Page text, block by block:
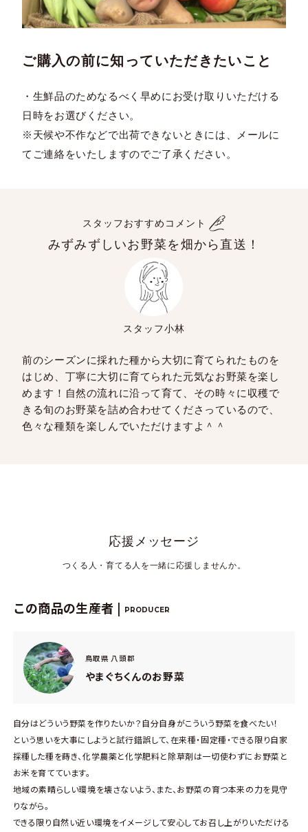
ご購入の前に知っていただきたいこと
・生鮮品のためなるべく早めにお受け取りいただける
日時をお選びください。
※天候や不作などで出荷できないときには、メールに
てご連絡をいたしますのでご了承ください。
スタッフおすすめコメント
みずみずしいお野菜を畑から直送！
スタッフ小林
前のシーズンに採れた種から大切に育てられたものを
はじめ、丁寧に大切に育てられた元気なお野菜を楽し
めます！自然の流れに沿って育て、その時々に収穫で
きる旬のお野菜を詰め合わせてくださっているので、
色々な種類を楽しんでいただけますよ＾＾
応援メッセージ
つくる人・育てる人を一緒に応援しませんか。
この商品の生産者 | PRODUCER
鳥取県 八頭郡
やまぐちくんのお野菜
自分はどういう野菜を作りたいか？自分自身がこういう野菜を食べたい！
という思いを大事にしようと試行錯誤して、在来種・固定種・できる限り自家
採種した種を蒔き、化学農薬と化学肥料と除草剤は一切使わずにお野菜と
お米を育てています。
地域の素晴らしい環境を壊さないよう、また、お野菜の育つ本来の力を見守
りながら。
できる限り自然い近い環境をイメージして安心してお召し上がりいただける